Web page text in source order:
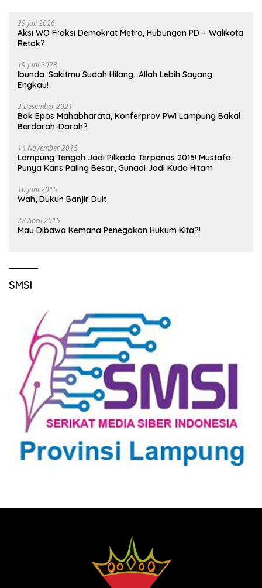
29 Juli 2026
Aksi WO Fraksi Demokrat Metro, Hubungan PD – Walikota
Retak?
19 Juni 2023
Ibunda, Sakitmu Sudah Hilang…Allah Lebih Sayang
Engkau!
2 Desember 2021
Bak Epos Mahabharata, Konferprov PWI Lampung Bakal
Berdarah-Darah?
14 November 2015
Lampung Tengah Jadi Pilkada Terpanas 2015! Mustafa
Punya Kans Paling Besar, Gunadi Jadi Kuda Hitam
10 Juni 2015
Wah, Dukun Banjir Duit
28 April 2015
Mau Dibawa Kemana Penegakan Hukum Kita?!
SMSI